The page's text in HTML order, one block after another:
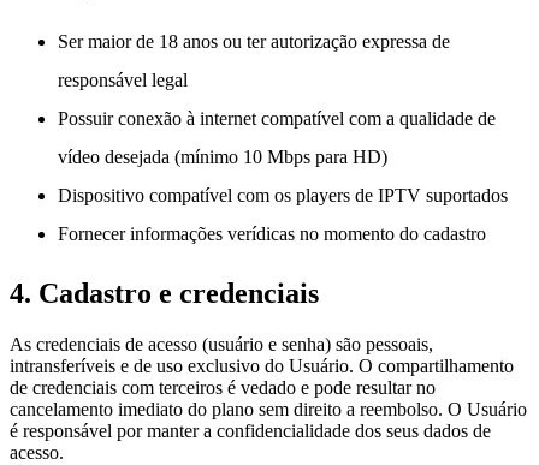
Ser maior de 18 anos ou ter autorização expressa de
responsável legal
Possuir conexão à internet compatível com a qualidade de
vídeo desejada (mínimo 10 Mbps para HD)
Dispositivo compatível com os players de IPTV suportados
Fornecer informações verídicas no momento do cadastro
4. Cadastro e credenciais
As credenciais de acesso (usuário e senha) são pessoais,
intransferíveis e de uso exclusivo do Usuário. O compartilhamento
de credenciais com terceiros é vedado e pode resultar no
cancelamento imediato do plano sem direito a reembolso. O Usuário
é responsável por manter a confidencialidade dos seus dados de
acesso.